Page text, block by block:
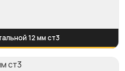
12 мм ст3